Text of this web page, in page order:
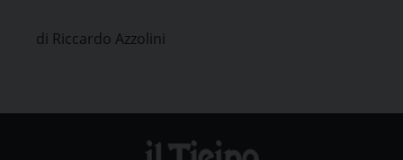
di Riccardo Azzolini